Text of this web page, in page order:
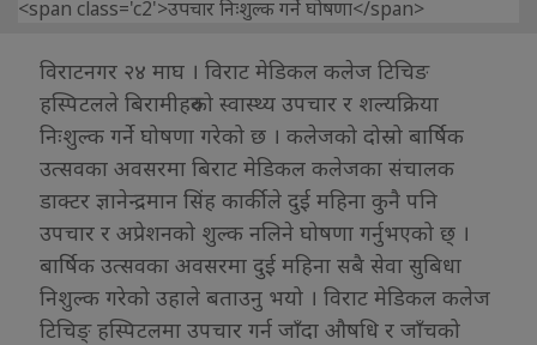
विराटनगर २४ माघ । विराट मेडिकल कलेज टिचिङ
हस्पिटलले बिरामीहरुको स्वास्थ्य उपचार र शल्यक्रिया
निःशुल्क गर्ने घोषणा गरेको छ । कलेजको दोस्रो बार्षिक
उत्सवका अवसरमा बिराट मेडिकल कलेजका संचालक
डाक्टर ज्ञानेन्द्रमान सिंह कार्कीले दुई महिना कुनै पनि
उपचार र अप्रेशनको शुल्क नलिने घोषणा गर्नुभएको छ् ।
बार्षिक उत्सवका अवसरमा दुई महिना सबै सेवा सुबिधा
निशुल्क गरेको उहाले बताउनु भयो । विराट मेडिकल कलेज
टिचिङ् हस्पिटलमा उपचार गर्न जाँदा औषधि र जाँचको